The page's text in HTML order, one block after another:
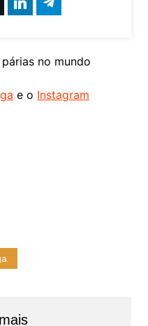
no mundo
e o Instagram